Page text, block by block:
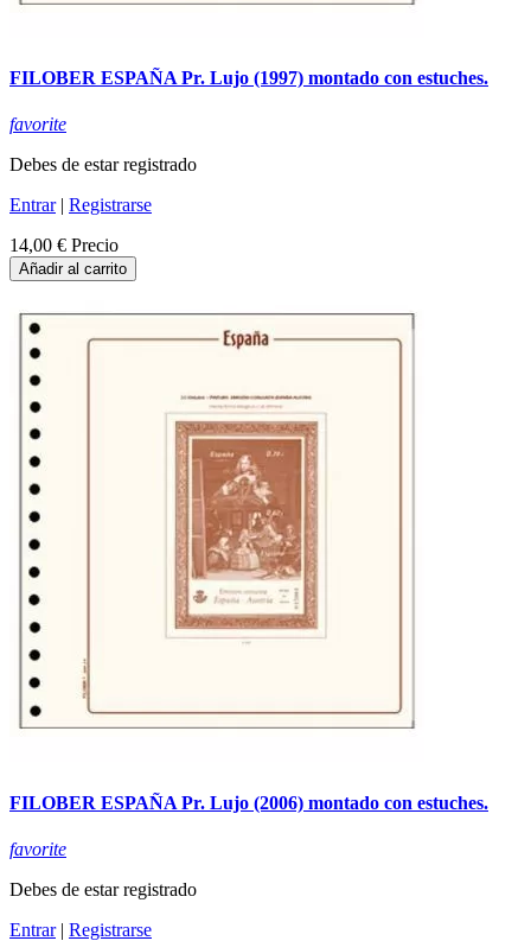
FILOBER ESPAÑA Pr. Lujo (1997) montado con estuches.
favorite
Debes de estar registrado
Entrar| Registrarse
14,00 € Precio
Añadir al carrito
FILOBER ESPAÑA Pr. Lujo (2006) montado con estuches.
favorite
Debes de estar registrado
Entrar| Registrarse